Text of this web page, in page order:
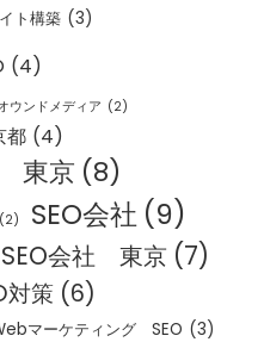
ト構築 (3)
(4)
ウンドメディア (2)
(4)
東京 (8)
(2) SEO会社 (9)
SEO会社 東京 (7)
対策 (6)
マーケティング SEO (3)